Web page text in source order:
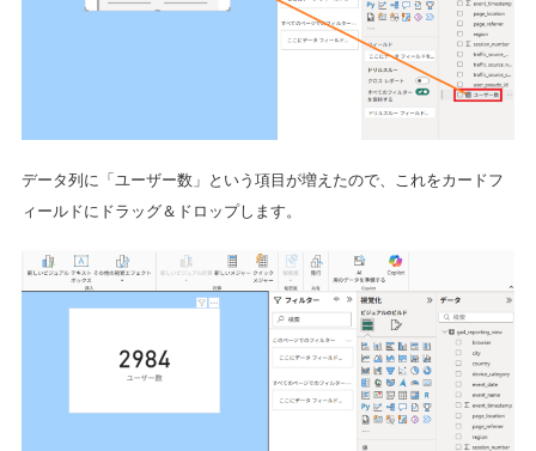
データ列に「ユーザー数」という項目が増えたので、これをカードフ
ィールドにドラッグ＆ドロップします。